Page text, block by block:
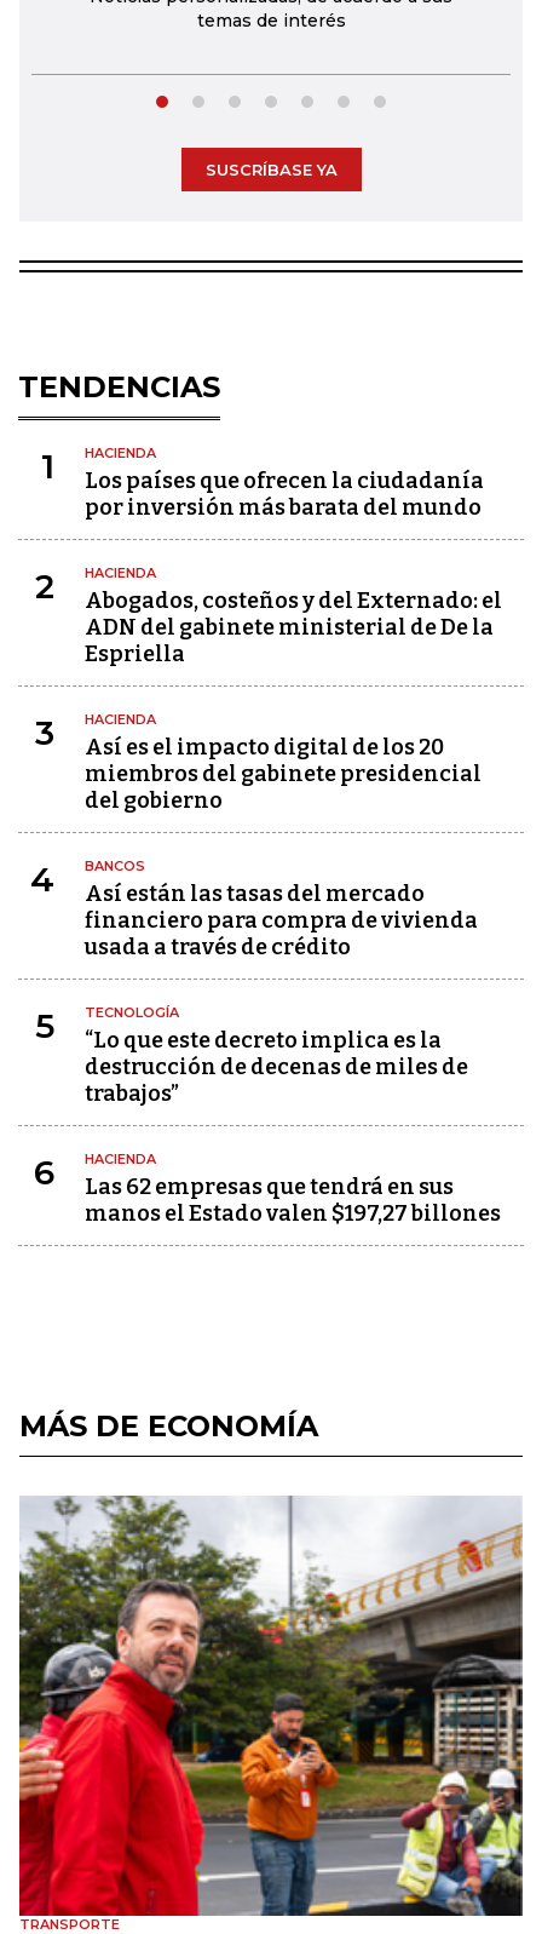
temas de interés
SUSCRÍBASE YA
TENDENCIAS
1 HACIENDA
Los países que ofrecen la ciudadanía
por inversión más barata del mundo
2 HACIENDA
Abogados, costeños y del Externado: el
ADN del gabinete ministerial de De la
Espriella
3 HACIENDA
Así es el impacto digital de los 20
miembros del gabinete presidencial
del gobierno
4 BANCOS
Así están las tasas del mercado
financiero para compra de vivienda
usada a través de crédito
5 TECNOLOGÍA
“Lo que este decreto implica es la
destrucción de decenas de miles de
trabajos”
6 HACIENDA
Las 62 empresas que tendrá en sus
manos el Estado valen $197,27 billones
MÁS DE ECONOMÍA
TRANSPORTE